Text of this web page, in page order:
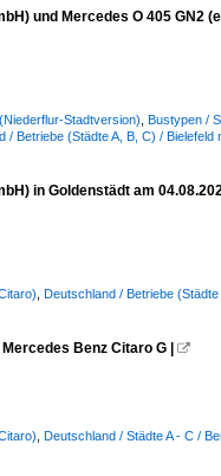
und Mercedes O 405
Stadtversion) Bustypen /
/ Betriebe (Städte A, B, C) / Bielefeld
in Goldenstädt am
Deutschland / Betriebe
Benz Citaro G | 
Deutschland / Städte A - C /